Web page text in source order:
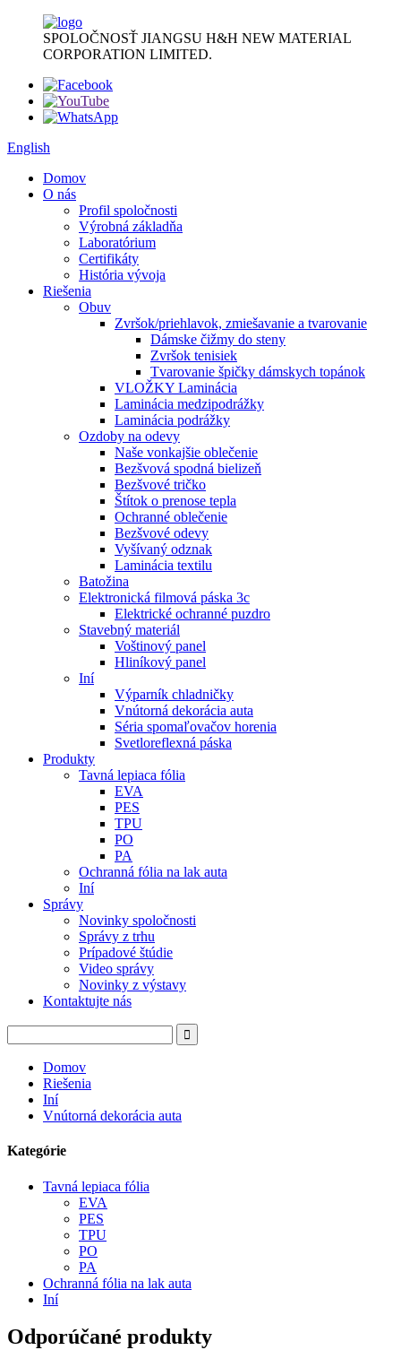
SPOLOČNOSŤ JIANGSU H&H NEW MATERIAL
CORPORATION LIMITED.
English
Domov
O nás
Profil spoločnosti
Výrobná základňa
Laboratórium
Certifikáty
História vývoja
Riešenia
Obuv
Zvršok/priehlavok, zmiešavanie a tvarovanie
Dámske čižmy do steny
Zvršok tenisiek
Tvarovanie špičky dámskych topánok
VLOŽKY Laminácia
Laminácia medzipodrážky
Laminácia podrážky
Ozdoby na odevy
Naše vonkajšie oblečenie
Bezšvová spodná bielizeň
Bezšvové tričko
Štítok o prenose tepla
Ochranné oblečenie
Bezšvové odevy
Vyšívaný odznak
Laminácia textilu
Batožina
Elektronická filmová páska 3c
Elektrické ochranné puzdro
Stavebný materiál
Voštinový panel
Hliníkový panel
Iní
Výparník chladničky
Vnútorná dekorácia auta
Séria spomaľovačov horenia
Svetloreflexná páska
Produkty
Tavná lepiaca fólia
EVA
PES
TPU
PO
PA
Ochranná fólia na lak auta
Iní
Správy
Novinky spoločnosti
Správy z trhu
Prípadové štúdie
Video správy
Novinky z výstavy
Kontaktujte nás
Domov
Riešenia
Iní
Vnútorná dekorácia auta
Kategórie
Tavná lepiaca fólia
EVA
PES
TPU
PO
PA
Ochranná fólia na lak auta
Iní
Odporúčané produkty